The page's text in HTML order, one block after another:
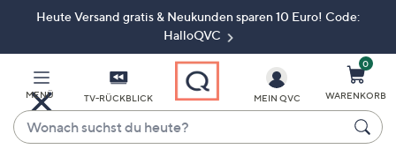
ZumHeute Versand gratis & Neukunden sparen 10 Euro! Code:
HalloQVC
MENÜ TV-RÜCKBLICK
Wonach
suchst
MEIN QVC
0
WARENKORB